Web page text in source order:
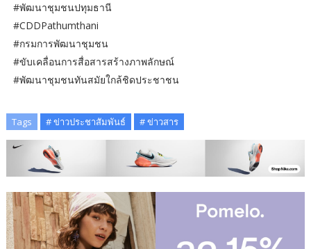
#พัฒนาชุมชนปทุมธานี
#CDDPathumthani
#กรมการพัฒนาชุมชน
#ขับเคลื่อนการสื่อสารสร้างภาพลักษณ์
#พัฒนาชุมชนทันสมัยใกล้ชิดประชาชน
Tags # ข่าวประชาสัมพันธ์ # ข่าวสาร